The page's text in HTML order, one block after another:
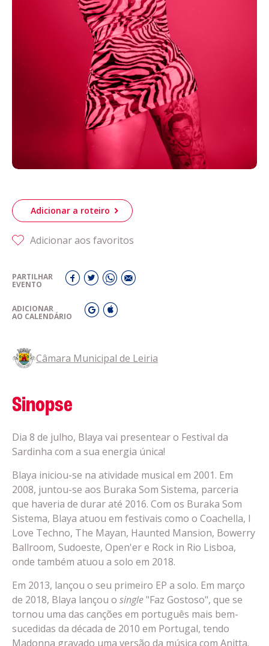
Adicionar a roteiro
Adicionar aos favoritos
PARTILHAR
EVENTO
ADICIONAR
AO CALENDÁRIO
Câmara Municipal de Leiria
Sinopse
Dia 8 de julho, Blaya vai presentear o Festival da
Sardinha com a sua energia única!
Blaya iniciou-se na atividade musical em 2001. Em
2008, juntou-se aos Buraka Som Sistema, parceria
que haveria de durar até 2016. Com os Buraka Som
Sistema, Blaya atuou em festivais como o Coachella, I
Love Techno, The Mayan, Haunted Mansion, Bowerry
Ballroom, Sudoeste, Open'er e Rock in Rio Lisboa,
onde também atuou a solo em 2018.
Em 2013, lançou o seu primeiro EP a solo. Em março
de 2018, Blaya lançou o single"Faz Gostoso", que se
tornou uma das canções em português mais bem-
sucedidas da década de 2010 em Portugal, tendo
Madonna gravado uma versão da música com Anitta.